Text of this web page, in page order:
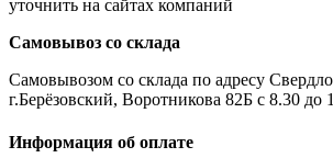
уточнить на сайтах компаний
Самовывоз со склада
Самовывозом со склада по адресу
г.Берёзовский, Воротникова 82Б с 8.30 до
Информация об оплате